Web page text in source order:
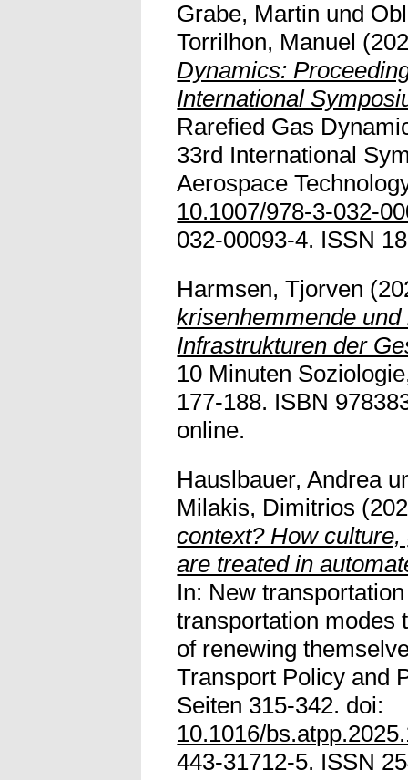
Grabe, Martin und
Torrilhon, Manuel
Dynamics:
International
Rarefied Gas
33rd International
Aerospace
10.1007/978-3-032-
032-00093-4. ISSN
Harmsen, Tjorven
krisenhemmende
Infrastrukturen der
10 Minuten
177-188. ISBN
online.
Hauslbauer, Andrea
Milakis, Dimitrios
context? How
are treated in
In: New transportation
transportation modes
of renewing
Transport Policy and
Seiten 315-342. doi:
10.1016/
443-31712-5. ISSN